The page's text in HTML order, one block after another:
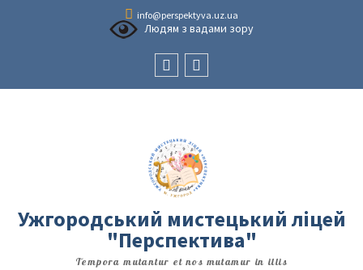
info@perspektyva.uz.ua
Людям з вадами зору
Ужгородський мистецький ліцей
"Перспектива"
Tempora mutantur et nos mutamur in illis